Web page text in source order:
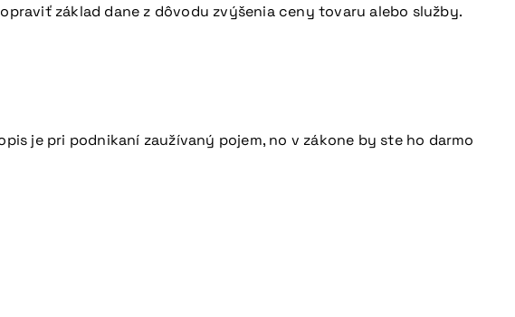
základ dane z dôvodu zvýšenia ceny tovaru alebo služby.
je pri podnikaní zaužívaný pojem, no v zákone by ste ho darmo